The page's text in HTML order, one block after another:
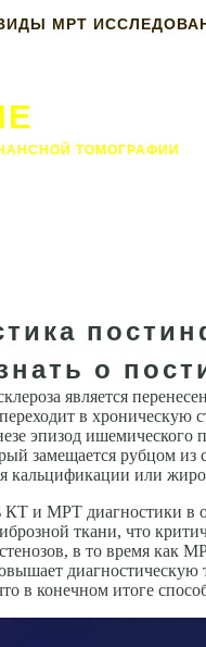
МРТ
ТОМОГРАФИИ
о
является
в хроническую
эпизод ишемического
замеща­ется рубцом из
кальцификации или
и МРТ диагностики в
ткани, что
в то время как
в конечном итоге